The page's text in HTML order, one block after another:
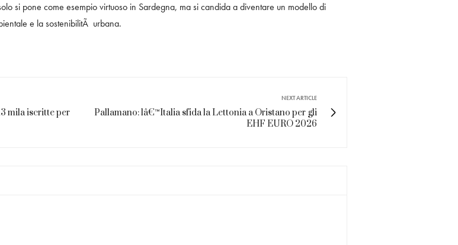
si pone come esempio virtuoso in Sardegna, ma si candida a diventare un modello di
e la sostenibilitÃ urbana.
mila iscritte per
NEXT ARTICLE
Pallamano: lâ€™Italia sfida la Lettonia a Oristano per gli
EHF EURO 2026